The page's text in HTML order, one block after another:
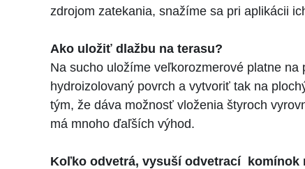
zdrojom zatekania, snažíme sa pri aplikácii
Ako uložiť dlažbu na terasu?
Na sucho uložíme veľkorozmerové platne
hydroizolovaný povrch a vytvoriť tak na
tým, že dáva možnosť vloženia štyroch
má mnoho ďaľších výhod.
Koľko odvetrá, vysuší odvetrací komínok